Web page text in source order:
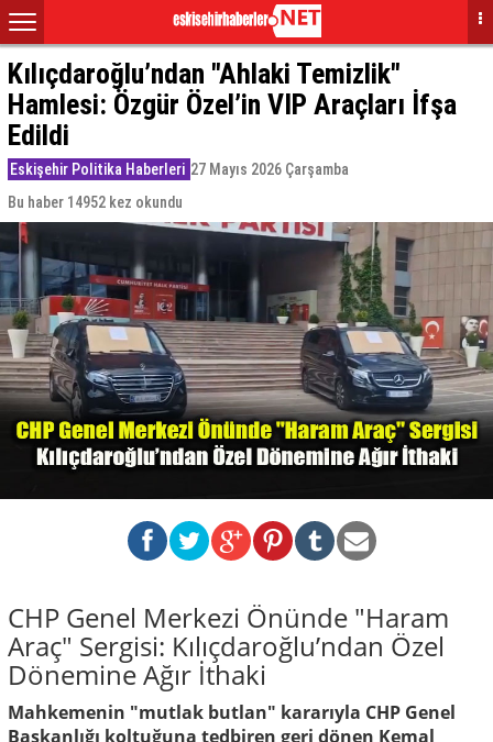
Kılıçdaroğlu’ndan "Ahlaki Temizlik"
Hamlesi: Özgür Özel’in VIP Araçları İfşa
Edildi
Eskişehir Politika Haberleri 27 Mayıs 2026 Çarşamba
Bu haber 14952 kez okundu
CHP Genel Merkezi Önünde "Haram
Araç" Sergisi: Kılıçdaroğlu’ndan Özel
Dönemine Ağır İthaki
Mahkemenin "mutlak butlan" kararıyla CHP Genel
Başkanlığı koltuğuna tedbiren geri dönen Kemal